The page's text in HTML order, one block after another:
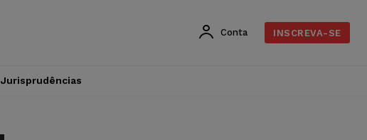
Conta INSCREVA-SE
Jurisprudências